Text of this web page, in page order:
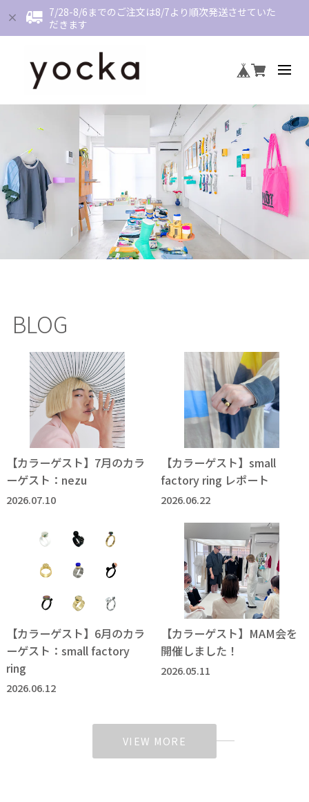
7/28-8/6までのご注文は8/7より順次発送させていた
だきます
BLOG
【カラーゲスト】7月のカラ
ーゲスト：nezu
2026.07.10
【カラーゲスト】small
factory ring レポート
2026.06.22
【カラーゲスト】6月のカラ
ーゲスト：small factory
ring
2026.06.12
【カラーゲスト】MAM会を
開催しました！
2026.05.11
VIEW MORE